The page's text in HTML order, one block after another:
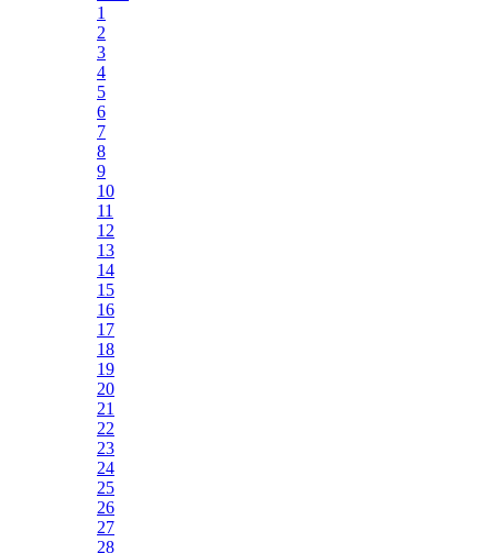
1
2
3
4
5
6
7
8
9
10
11
12
13
14
15
16
17
18
19
20
21
22
23
24
25
26
27
28